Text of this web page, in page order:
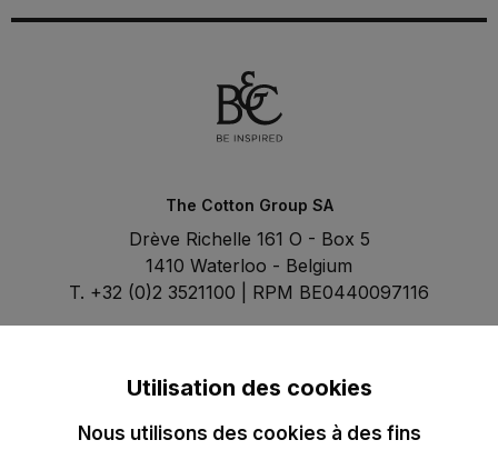
The Cotton Group SA
Drève Richelle 161 O - Box 5
1410 Waterloo - Belgium
T. +32 (0)2 3521100 | RPM BE0440097116
Utilisation des cookies
Nous utilisons des cookies à des fins